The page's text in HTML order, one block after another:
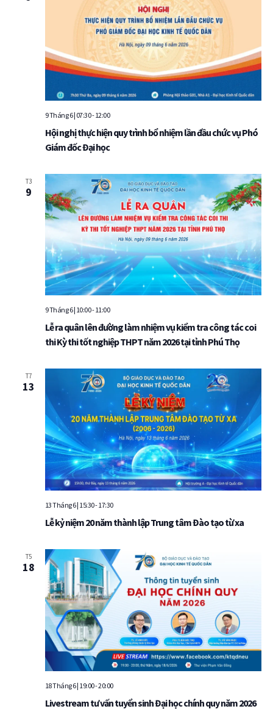
9 Tháng 6 | 07:30-12:00
Hội nghị thực hiện quy trình bổ nhiệm lần đầu chức vụ Phó
Giám đốc Đại học
T3
9
9 Tháng 6 | 10:00-11:00
Lễ ra quân lên đường làm nhiệm vụ kiểm tra công tác coi
thi Kỳ thi tốt nghiệp THPT năm 2026 tại tỉnh Phú Thọ
T7
13
13 Tháng 6 | 15:30-17:30
Lễ kỷ niệm 20 năm thành lập Trung tâm Đào tạo từ xa
T5
18
18 Tháng 6 | 19:00-20:00
Livestream tư vấn tuyển sinh Đại học chính quy năm 2026